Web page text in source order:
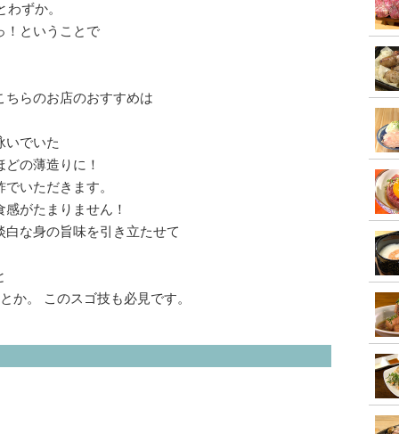
ずか。
！ということで
らのお店のおすすめは
いでいた
の薄造りに！
いただきます。
がたまりません！
な身の旨味を引き立たせて
か。 このスゴ技も必見です。